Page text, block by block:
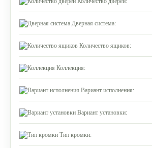
Дверная система:
Количество ящиков:
Коллекция:
Вариант исполнения:
Вариант установки:
Тип кромки: